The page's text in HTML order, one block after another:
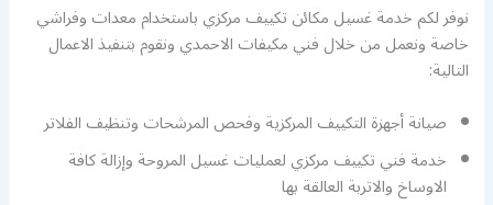
نوفر لكم خدمة غسيل مكائن تكييف مركزي باستخدام معدات وفراشي
خاصة ونعمل من خلال فني مكيفات الاحمدي ونقوم بتنفيذ الاعمال
التالية:
صيانة أجهزة التكييف المركزية وفحص المرشحات وتنظيف الفلاتر
خدمة فني تكييف مركزي لعمليات غسيل المروحة وإزالة كافة
الاوساخ والاتربة العالقة بها